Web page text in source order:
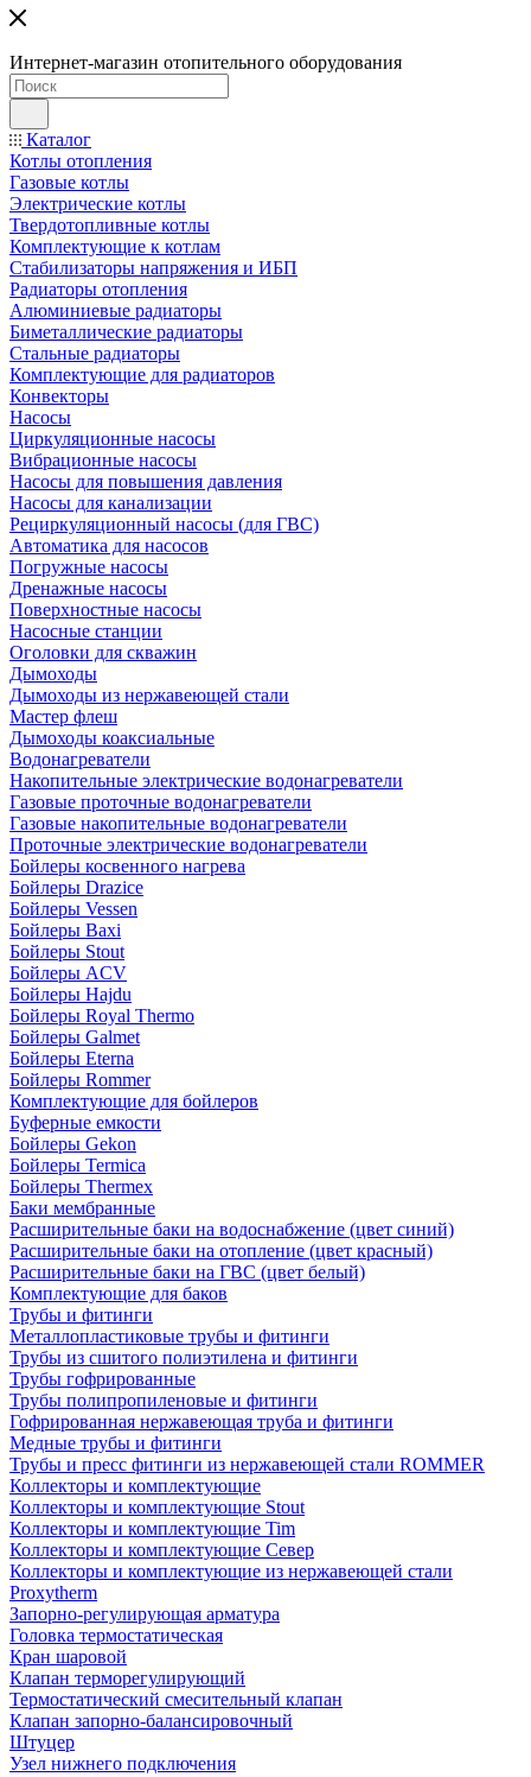
Интернет-магазин отопительного оборудования
Каталог
Котлы отопления
Газовые котлы
Электрические котлы
Твердотопливные котлы
Комплектующие к котлам
Стабилизаторы напряжения и ИБП
Радиаторы отопления
Алюминиевые радиаторы
Биметаллические радиаторы
Стальные радиаторы
Комплектующие для радиаторов
Конвекторы
Насосы
Циркуляционные насосы
Вибрационные насосы
Насосы для повышения давления
Насосы для канализации
Рециркуляционный насосы (для ГВС)
Автоматика для насосов
Погружные насосы
Дренажные насосы
Поверхностные насосы
Насосные станции
Оголовки для скважин
Дымоходы
Дымоходы из нержавеющей стали
Мастер флеш
Дымоходы коаксиальные
Водонагреватели
Накопительные электрические водонагреватели
Газовые проточные водонагреватели
Газовые накопительные водонагреватели
Проточные электрические водонагреватели
Бойлеры косвенного нагрева
Бойлеры Drazice
Бойлеры Vessen
Бойлеры Baxi
Бойлеры Stout
Бойлеры ACV
Бойлеры Hajdu
Бойлеры Royal Thermo
Бойлеры Galmet
Бойлеры Eterna
Бойлеры Rommer
Комплектующие для бойлеров
Буферные емкости
Бойлеры Gekon
Бойлеры Termica
Бойлеры Thermex
Баки мембранные
Расширительные баки на водоснабжение (цвет синий)
Расширительные баки на отопление (цвет красный)
Расширительные баки на ГВС (цвет белый)
Комплектующие для баков
Трубы и фитинги
Металлопластиковые трубы и фитинги
Трубы из сшитого полиэтилена и фитинги
Трубы гофрированные
Трубы полипропиленовые и фитинги
Гофрированная нержавеющая труба и фитинги
Медные трубы и фитинги
Трубы и пресс фитинги из нержавеющей стали ROMMER
Коллекторы и комплектующие
Коллекторы и комплектующие Stout
Коллекторы и комплектующие Tim
Коллекторы и комплектующие Север
Коллекторы и комплектующие из нержавеющей стали
Proxytherm
Запорно-регулирующая арматура
Головка термостатическая
Кран шаровой
Клапан терморегулирующий
Термостатический смесительный клапан
Клапан запорно-балансировочный
Штуцер
Узел нижнего подключения